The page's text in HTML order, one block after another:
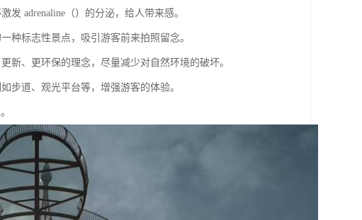
adrenaline（）的分泌，给人带来感。
种标志性景点，吸引游客前来拍照留念。
、更环保的理念，尽量减少对自然环境的破坏。
步道、观光平台等，增强游客的体验。